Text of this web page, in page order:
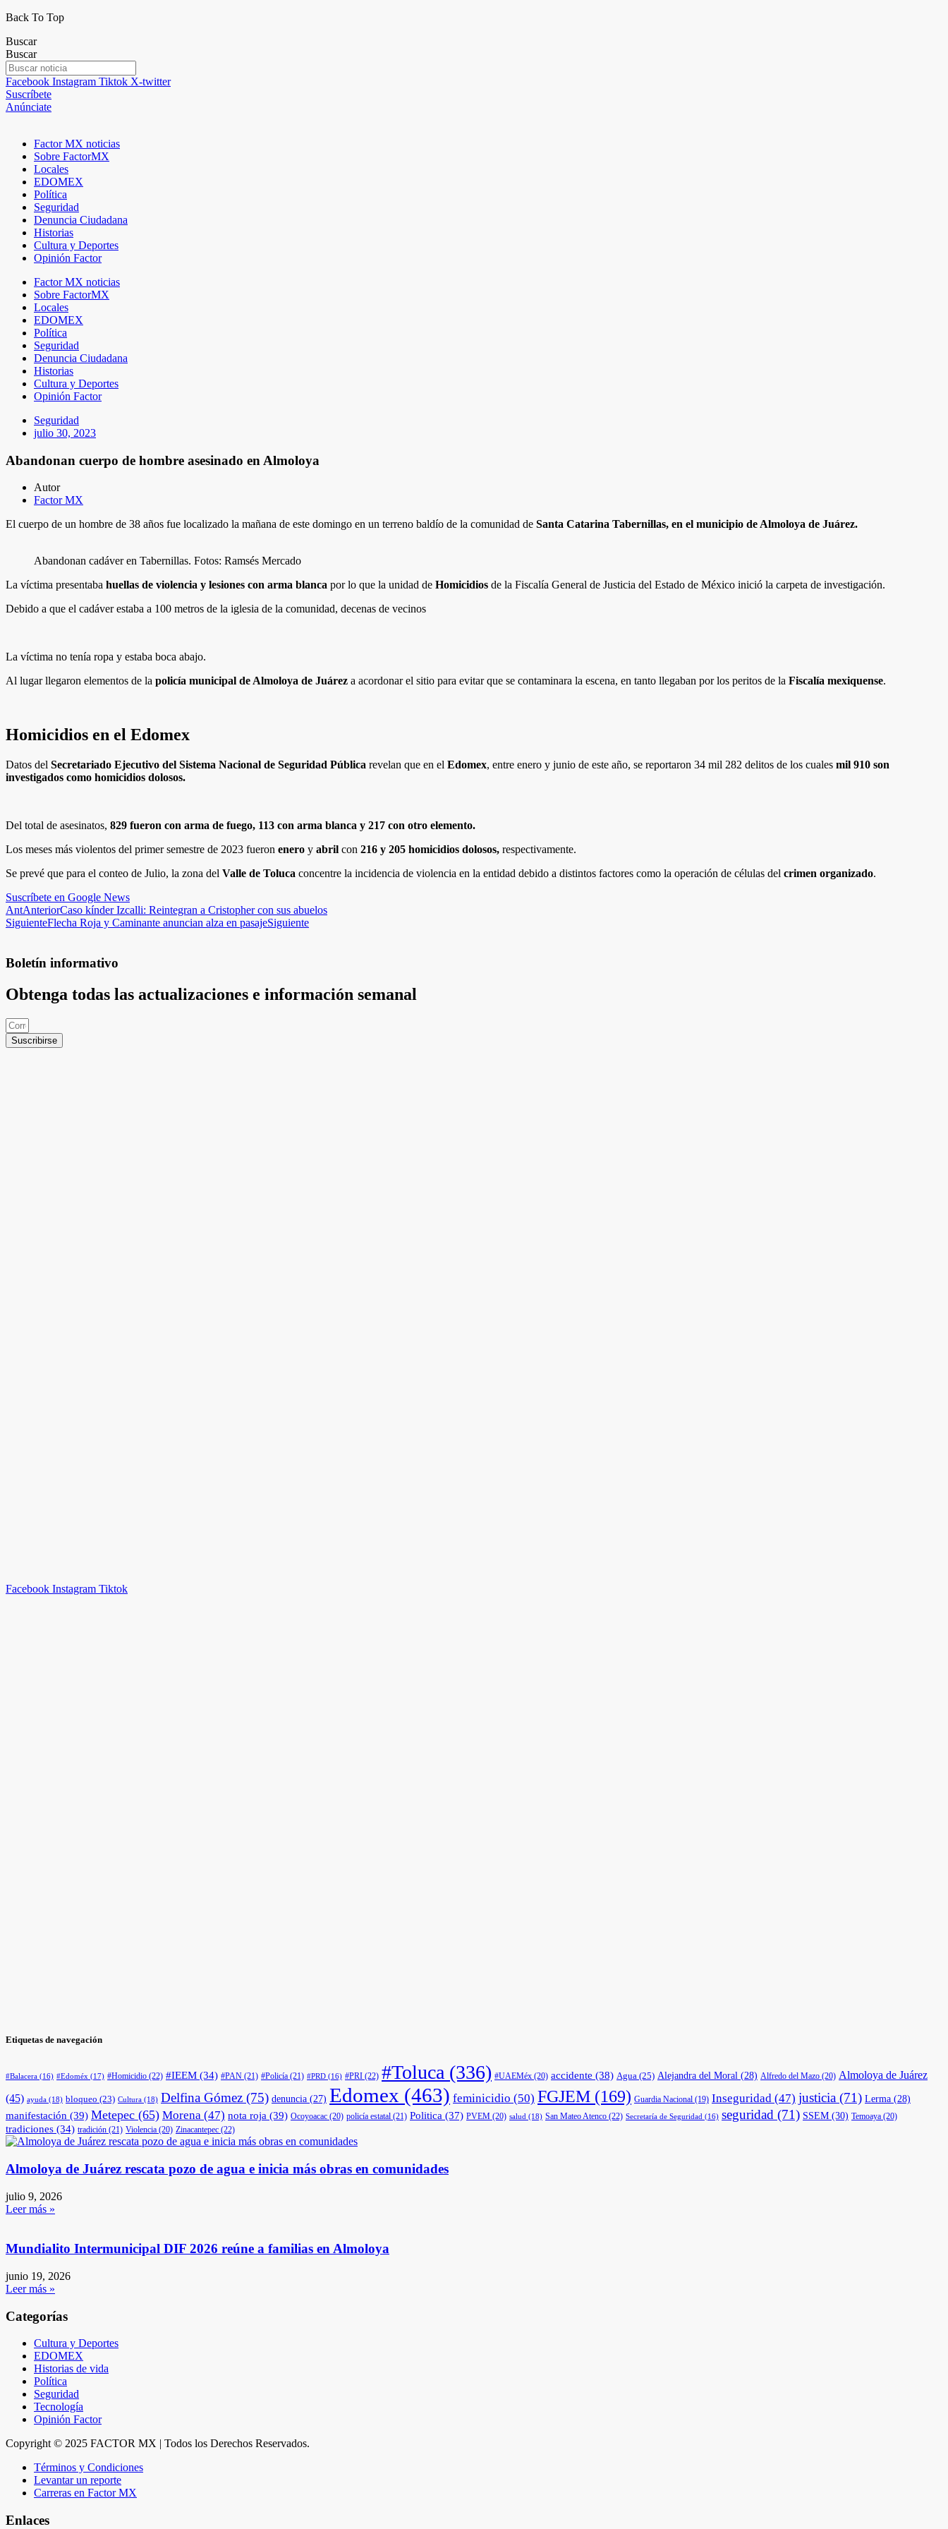
Back To Top
Buscar
Buscar
Facebook Instagram Tiktok X-twitter
Suscríbete
Anúnciate
Factor MX noticias
Sobre FactorMX
Locales
EDOMEX
Política
Seguridad
Denuncia Ciudadana
Historias
Cultura y Deportes
Opinión Factor
Factor MX noticias
Sobre FactorMX
Locales
EDOMEX
Política
Seguridad
Denuncia Ciudadana
Historias
Cultura y Deportes
Opinión Factor
Seguridad
julio 30, 2023
Abandonan cuerpo de hombre asesinado en Almoloya
Autor
Factor MX
El cuerpo de un hombre de 38 años fue localizado la mañana de este domingo en un terreno baldío de la comunidad de Santa Catarina Tabernillas, en el municipio de Almoloya de Juárez.
Abandonan cadáver en Tabernillas. Fotos: Ramsés Mercado
La víctima presentaba huellas de violencia y lesiones con arma blanca por lo que la unidad de Homicidios de la Fiscalía General de Justicia del Estado de México inició la carpeta de investigación.
Debido a que el cadáver estaba a 100 metros de la iglesia de la comunidad, decenas de vecinos
La víctima no tenía ropa y estaba boca abajo.
Al lugar llegaron elementos de la policía municipal de Almoloya de Juárez a acordonar el sitio para evitar que se contaminara la escena, en tanto llegaban por los peritos de la Fiscalía mexiquense.
Homicidios en el Edomex
Datos del Secretariado Ejecutivo del Sistema Nacional de Seguridad Pública revelan que en el Edomex, entre enero y junio de este año, se reportaron 34 mil 282 delitos de los cuales mil 910 son
investigados como homicidios dolosos.
Del total de asesinatos, 829 fueron con arma de fuego, 113 con arma blanca y 217 con otro elemento.
Los meses más violentos del primer semestre de 2023 fueron enero y abril con 216 y 205 homicidios dolosos, respectivamente.
Se prevé que para el conteo de Julio, la zona del Valle de Toluca concentre la incidencia de violencia en la entidad debido a distintos factores como la operación de células del crimen organizado.
Suscríbete en Google News
AntAnteriorCaso kínder Izcalli: Reintegran a Cristopher con sus abuelos
SiguienteFlecha Roja y Caminante anuncian alza en pasajeSiguiente
Boletín informativo
Obtenga todas las actualizaciones e información semanal
Suscribirse
Facebook Instagram Tiktok
Etiquetas de navegación
#Balacera (16) #Edoméx (17) #Homicidio (22) #IEEM (34) #PAN (21) #Policía (21) #PRD (16) #PRI (22) #Toluca (336) #UAEMéx (20) accidente (38) Agua (25) Alejandra del Moral (28) Alfredo del Mazo (20) Almoloya de Juárez
(45) ayuda (18) bloqueo (23) Cultura (18) Delfina Gómez (75) denuncia (27) Edomex (463) feminicidio (50) FGJEM (169) Guardia Nacional (19) Inseguridad (47) justicia (71) Lerma (28)
manifestación (39) Metepec (65) Morena (47) nota roja (39) Ocoyoacac (20) policía estatal (21) Politica (37) PVEM (20) salud (18) San Mateo Atenco (22) Secretaría de Seguridad (16) seguridad (71) SSEM (30) Temoaya (20)
tradiciones (34) tradición (21) Violencia (20) Zinacantepec (22)
Almoloya de Juárez rescata pozo de agua e inicia más obras en comunidades
julio 9, 2026
Leer más »
Mundialito Intermunicipal DIF 2026 reúne a familias en Almoloya
junio 19, 2026
Leer más »
Categorías
Cultura y Deportes
EDOMEX
Historias de vida
Política
Seguridad
Tecnología
Opinión Factor
Copyright © 2025 FACTOR MX | Todos los Derechos Reservados.
Términos y Condiciones
Levantar un reporte
Carreras en Factor MX
Enlaces